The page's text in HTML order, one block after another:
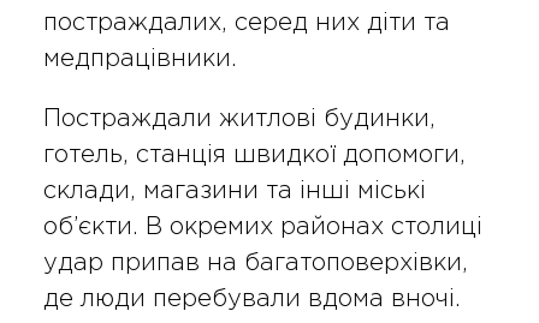
постраждалих, серед них діти та
медпрацівники.
Постраждали житлові будинки,
готель, станція швидкої допомоги,
склади, магазини та інші міські
об’єкти. В окремих районах столиці
удар припав на багатоповерхівки,
де люди перебували вдома вночі.